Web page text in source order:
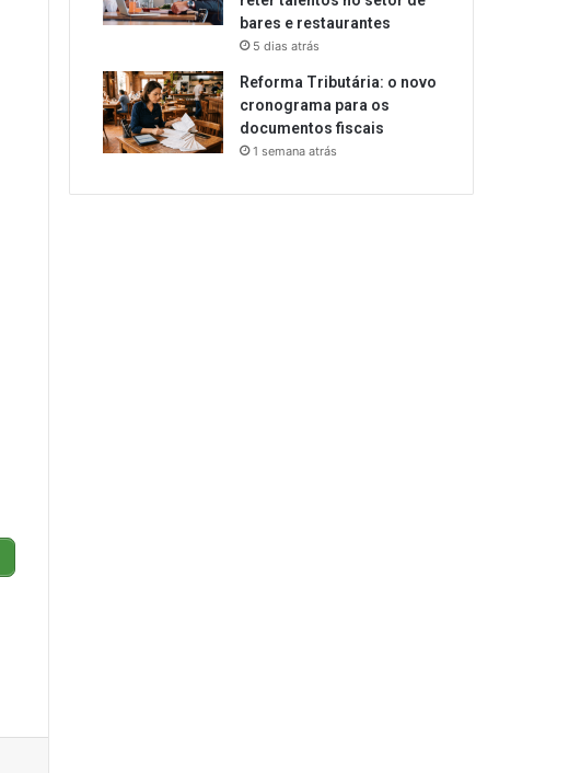
bares e restaurantes
5 dias atrás
Reforma Tributária: o novo
cronograma para os
documentos fiscais
1 semana atrás